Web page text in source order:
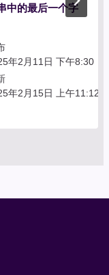
中的最后一个字
年2月11日 下午8:30
年2月15日 上午11:12